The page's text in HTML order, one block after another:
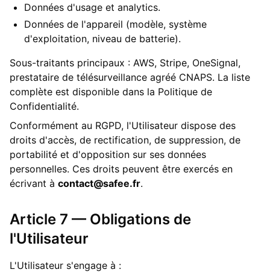
Données d'usage et analytics.
Données de l'appareil (modèle, système
d'exploitation, niveau de batterie).
Sous-traitants principaux : AWS, Stripe, OneSignal,
prestataire de télésurveillance agréé CNAPS. La liste
complète est disponible dans la Politique de
Confidentialité.
Conformément au RGPD, l'Utilisateur dispose des
droits d'accès, de rectification, de suppression, de
portabilité et d'opposition sur ses données
personnelles. Ces droits peuvent être exercés en
écrivant à contact@safee.fr.
Article 7 — Obligations de
l'Utilisateur
L'Utilisateur s'engage à :